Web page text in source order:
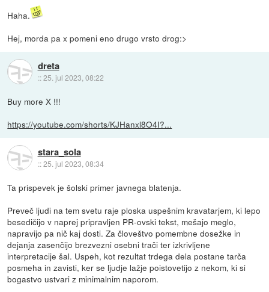
Haha.
Hej, morda pa x pomeni eno drugo vrsto drog:>
dreta
::25. jul 2023, 08:22
Buy more X !!!
https://youtube.com/shorts/KJHanxl8O4I?...
stara_sola
::25. jul 2023, 08:34
Ta prispevek je šolski primer javnega blatenja.
Preveč ljudi na tem svetu raje ploska uspešnim kravatarjem, ki lepo
besedičijo v naprej pripravljen PR-ovski tekst, mešajo meglo,
napravijo pa nič kaj dosti. Za človeštvo pomembne dosežke in
dejanja zasenčijo brezvezni osebni trači ter izkrivljene
interpretacije šal. Uspeh, kot rezultat trdega dela postane tarča
posmeha in zavisti, ker se ljudje lažje poistovetijo z nekom, ki si
bogastvo ustvari z minimalnim naporom.